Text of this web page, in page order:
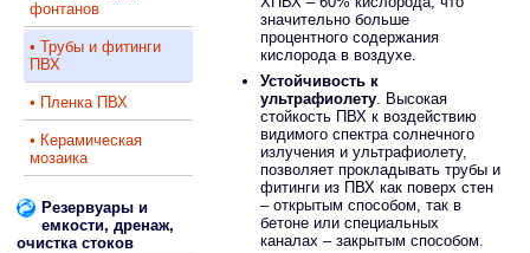
фонтанов
• Трубы и фитинги
ПВХ
• Пленка ПВХ
• Керамическая
мозаика
Резервуары и
емкости, дренаж,
очистка стоков
значительно больше
процентного содержания
кислорода в воздухе.
Устойчивость к
ультрафиолету. Высокая
стойкость ПВХ к воздействию
видимого спектра солнечного
излучения и ультрафиолету,
позволяет прокладывать трубы и
фитинги из ПВХ как поверх стен
– открытым способом, так в
бетоне или специальных
каналах – закрытым способом.